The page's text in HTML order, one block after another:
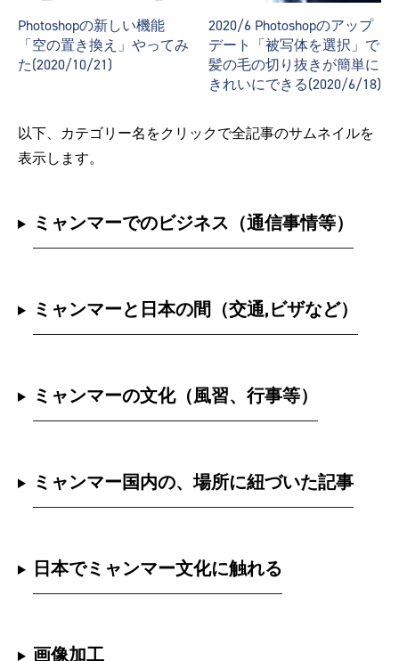
Photoshopの新しい機能
「空の置き換え」やってみ
た(2020/10/21)
2020/6 Photoshopのアップ
デート「被写体を選択」で
髪の毛の切り抜きが簡単に
きれいにできる(2020/6/18)
以下、カテゴリー名をクリックで全記事のサムネイルを
表示します。
ミャンマーでのビジネス（通信事情等）
ミャンマーと日本の間（交通,ビザなど）
ミャンマーの文化（風習、行事等）
ミャンマー国内の、場所に紐づいた記事
日本でミャンマー文化に触れる
画像加工